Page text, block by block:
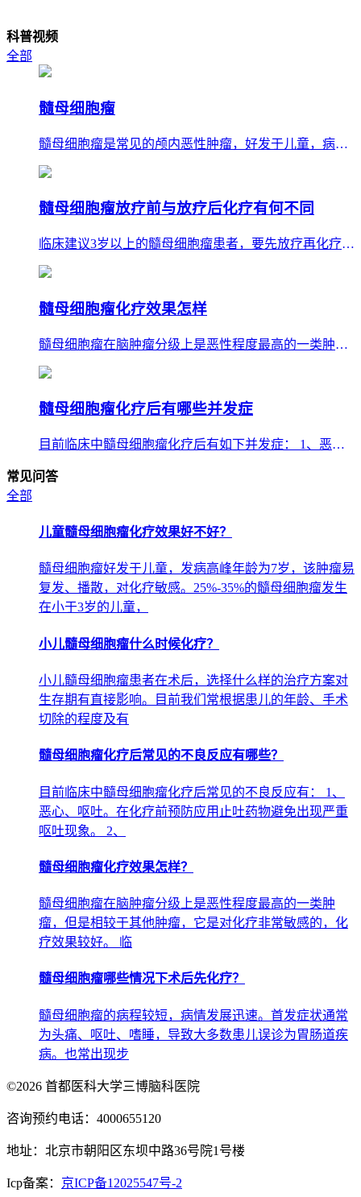
科普视频
全部
髓母细胞瘤
髓母细胞瘤是常见的颅内恶性肿瘤，好发于儿童，病程短，进展快。该病常以头疼、呕吐为首发症状，常出现步态不稳、强迫
髓母细胞瘤放疗前与放疗后化疗有何不同
临床建议3岁以上的髓母细胞瘤患者，要先放疗再化疗。临床研究证明，3岁以上患儿先放疗再化疗的生存时间优于先化疗再放
髓母细胞瘤化疗效果怎样
髓母细胞瘤在脑肿瘤分级上是恶性程度最高的一类肿瘤，但是相较于其他肿瘤，它是对化疗非常敏感的一类肿瘤，化疗效果较
髓母细胞瘤化疗后有哪些并发症
目前临床中髓母细胞瘤化疗后有如下并发症： 1、恶心、呕吐； 2、骨髓抑制，患者会出现白细胞、血小板、血红蛋白数量的
常见问答
全部
儿童髓母细胞瘤化疗效果好不好？
髓母细胞瘤好发于儿童，发病高峰年龄为7岁，该肿瘤易
复发、播散，对化疗敏感。25%-35%的髓母细胞瘤发生
在小于3岁的儿童，
小儿髓母细胞瘤什么时候化疗？
小儿髓母细胞瘤患者在术后，选择什么样的治疗方案对
生存期有直接影响。目前我们常根据患儿的年龄、手术
切除的程度及有
髓母细胞瘤化疗后常见的不良反应有哪些？
目前临床中髓母细胞瘤化疗后常见的不良反应有： 1、
恶心、呕吐。在化疗前预防应用止吐药物避免出现严重
呕吐现象。 2、
髓母细胞瘤化疗效果怎样？
髓母细胞瘤在脑肿瘤分级上是恶性程度最高的一类肿
瘤，但是相较于其他肿瘤，它是对化疗非常敏感的，化
疗效果较好。 临
髓母细胞瘤哪些情况下术后先化疗？
髓母细胞瘤的病程较短，病情发展迅速。首发症状通常
为头痛、呕吐、嗜睡，导致大多数患儿误诊为胃肠道疾
病。也常出现步
©2026 首都医科大学三博脑科医院
咨询预约电话：4000655120
地址：北京市朝阳区东坝中路36号院1号楼
Icp备案： 京ICP备12025547号-2